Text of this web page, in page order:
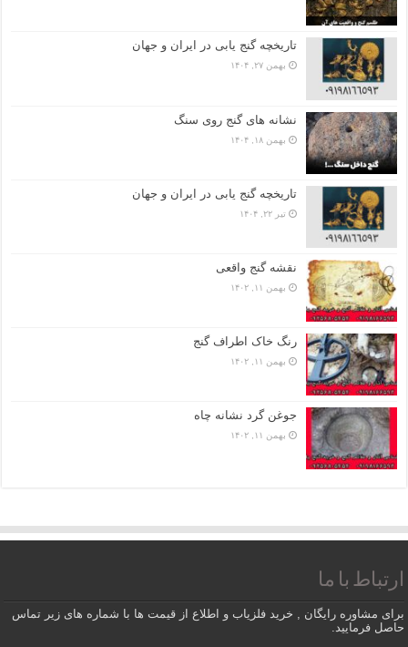
تاریخچه گنج‌ یابی در ایران و جهان
بهمن ۲۷, ۱۴۰۴
نشانه های گنج روی سنگ
بهمن ۱۸, ۱۴۰۴
تاریخچه گنج‌ یابی در ایران و جهان
تیر ۲۲, ۱۴۰۴
نقشه گنج واقعی
بهمن ۱۱, ۱۴۰۲
رنگ خاک اطراف گنج
بهمن ۱۱, ۱۴۰۲
جوغن گرد نشانه چاه
بهمن ۱۱, ۱۴۰۲
ارتباط با ما
برای مشاوره رایگان , خرید فلزیاب و اطلاع از قیمت ها با شماره های زیر تماس
حاصل فرمایید.